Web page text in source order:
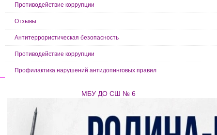
Противодействие коррупции
Отзывы
Антитеррористическая безопасность
Противодействие коррупции
Профилактика нарушений антидопинговых правил
МБУ ДО СШ № 6